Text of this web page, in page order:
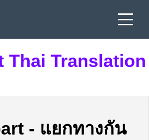
Thai Translation
- แยกทางกัน